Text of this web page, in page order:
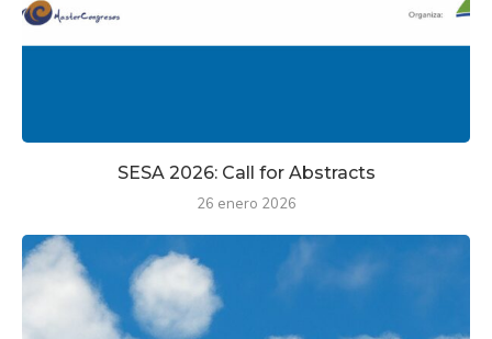
SESA 2026: Call for Abstracts
26 enero 2026